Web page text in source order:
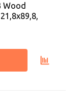
Wood